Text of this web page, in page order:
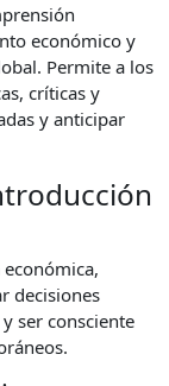
económico y
Permite a los
críticas y
y anticipar
decisiones
ser consciente